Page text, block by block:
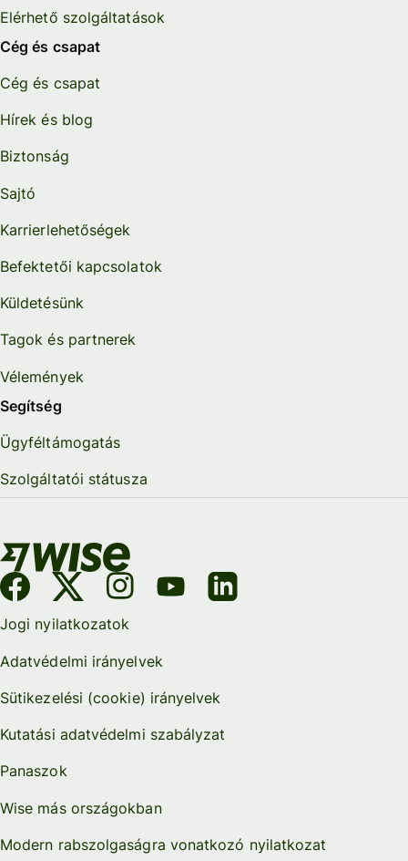
Elérhető szolgáltatások
Cég és csapat
Cég és csapat
Hírek és blog
Biztonság
Sajtó
Karrierlehetőségek
Befektetői kapcsolatok
Küldetésünk
Tagok és partnerek
Vélemények
Segítség
Ügyféltámogatás
Szolgáltatói státusza
Jogi nyilatkozatok
Adatvédelmi irányelvek
Sütikezelési (cookie) irányelvek
Kutatási adatvédelmi szabályzat
Panaszok
Wise más országokban
Modern rabszolgaságra vonatkozó nyilatkozat